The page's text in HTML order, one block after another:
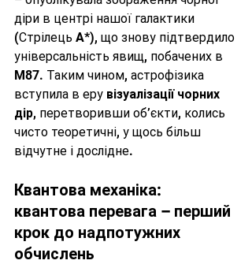
діри в центрі нашої галактики
(Стрілець A*), що знову підтвердило
універсальність явищ, побачених в
M87. Таким чином, астрофізика
вступила в еру візуалізації чорних
дір, перетворивши об’єкти, колись
чисто теоретичні, у щось більш
відчутне і дослідне.
Квантова механіка:
квантова перевага – перший
крок до надпотужних
обчислень